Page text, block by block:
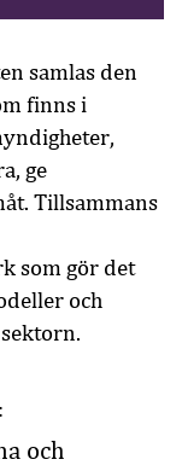
samlas den
finns i
ge
Tillsammans
som gör det
och
och